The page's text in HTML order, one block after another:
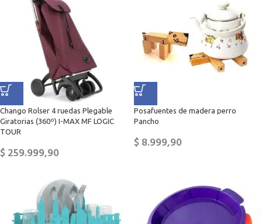
Chango Rolser 4 ruedas Plegable
Giratorias (360º) I-MAX MF LOGIC
TOUR
$259.999,90
Posafuentes de madera perro
Pancho
$8.999,90